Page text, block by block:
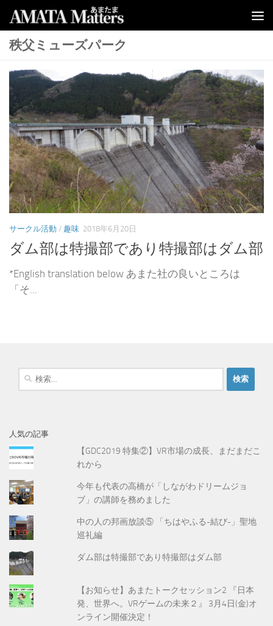
コンテンツへスキップ
秩父ミューズパーク
サークル活動 / 趣味 2018年6月20日
ダム部は特撮部であり特撮部はダム部
*English translation below あまた社の良いところは
「そ...
人気の記事
【GDC2019 特集②】VR市場の成長、まだまだこ
れから
今年も代表の高橋が「しながわドリームジョ
ブ」の講師を務めました
中の人の邦画放談⑤ 「ちはやふる-結び-」聖地
巡礼編
ダム部は特撮部であり特撮部はダム部
【お知らせ】あまたトークセッション2 『日本
発、世界へ。VRゲームの未来２』 3月4日(金)オ
ンライン開催決定！